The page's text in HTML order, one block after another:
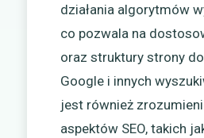
działania algorytmów
co pozwala na
oraz struktury strony
Google i innych
jest również
aspektów SEO, takich